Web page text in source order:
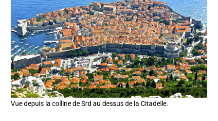
Vue depuis la colline de Srd au dessus de la Citadelle.